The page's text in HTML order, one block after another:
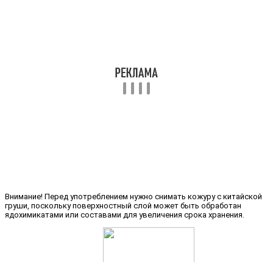
Внимание! Перед употреблением нужно снимать кожуру с китайской
груши, поскольку поверхностный слой может быть обработан
ядохимикатами или составами для увеличения срока хранения.